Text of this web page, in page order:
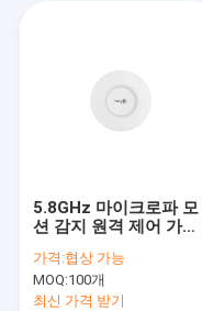
저희와 연락
5.8GHz 마이크로파 모
션 감지 원격 제어 가능
지기
가격:협상 가능
MOQ:100개
최신 가격 받기